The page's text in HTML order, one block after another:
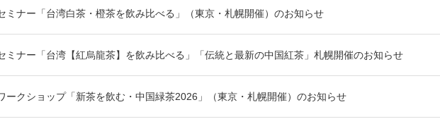
ミナー「台湾白茶・橙茶を飲み比べる」（東京・札幌開催）のお知らせ
ミナー「台湾【紅烏龍茶】を飲み比べる」「伝統と最新の中国紅茶」札幌開催のお知らせ
ークショップ「新茶を飲む・中国緑茶2026」（東京・札幌開催）のお知らせ